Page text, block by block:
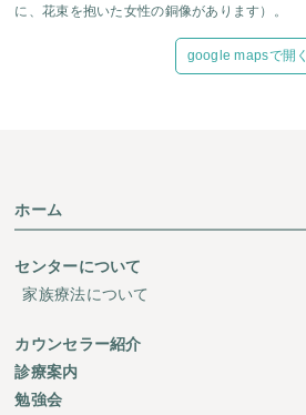
に、花束を抱いた女性の銅像があります）。
google mapsで開く
ホーム
センターについて
家族療法について
カウンセラー紹介
診療案内
勉強会